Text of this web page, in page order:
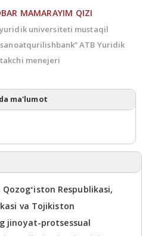
MAMARAYIM QIZI
universiteti mustaqil
ATB Yuridik
menejeri
ma'lumot
Respublikasi,
va Tojikiston
jinoyat-protsessual